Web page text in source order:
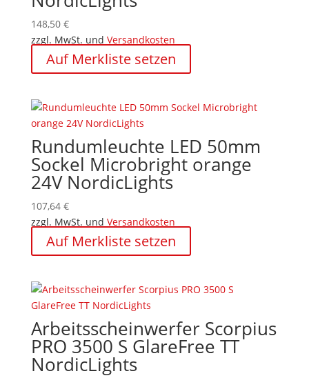
148,50 €
zzgl. MwSt. und Versandkosten
Auf Merkliste setzen
Rundumleuchte LED 50mm
Sockel Microbright orange
24V NordicLights
107,64 €
zzgl. MwSt. und Versandkosten
Auf Merkliste setzen
Arbeitsscheinwerfer Scorpius
PRO 3500 S GlareFree TT
NordicLights